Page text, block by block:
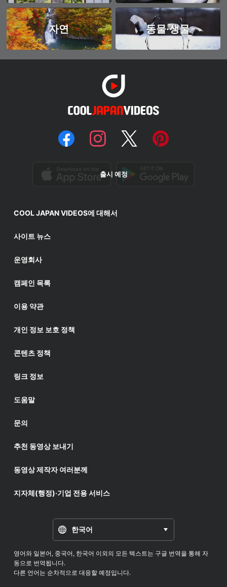
자연 동물·생물
출시 예정
COOL JAPAN VIDEOS에 대해서
사이트 뉴스
운영회사
캠페인 목록
이용 약관
개인 정보 보호 정책
콘텐츠 정책
링크 정보
도움말
문의
추천 동영상 보내기
동영상 제작자 여러분께
지자체(행정)·기업 전용 서비스
한국어
영어와 일본어, 중국어, 한국어 이외의 모든 텍스트는 구글 번역을 통해 자
동으로 번역됩니다.
다른 언어는 순차적으로 대응할 예정입니다.